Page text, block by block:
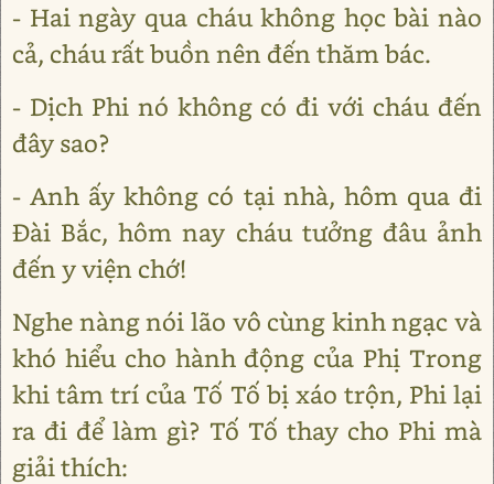
- Hai ngày qua cháu không học bài nào
cả, cháu rất buồn nên đến thăm bác.
- Dịch Phi nó không có đi với cháu đến
đây sao?
- Anh ấy không có tại nhà, hôm qua đi
Đài Bắc, hôm nay cháu tưởng đâu ảnh
đến y viện chớ!
Nghe nàng nói lão vô cùng kinh ngạc và
khó hiểu cho hành động của Phị Trong
khi tâm trí của Tố Tố bị xáo trộn, Phi lại
ra đi để làm gì? Tố Tố thay cho Phi mà
giải thích: